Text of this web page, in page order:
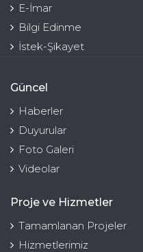
E-İmar
Bilgi Edinme
İstek-Şikayet
Güncel
Haberler
Duyurular
Foto Galeri
Videolar
Proje ve Hizmetler
Tamamlanan Projeler
Hizmetlerimiz